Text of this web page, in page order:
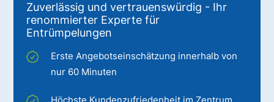
Zuverlässig und vertrauenswürdig - Ihr
renommierter Experte für
Entrümpelungen
Erste Angebotseinschätzung innerhalb von
nur 60 Minuten